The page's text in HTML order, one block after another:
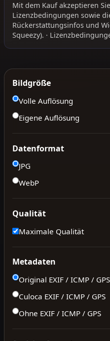
Mit dem Kauf akzeptieren
Lizenzbedingungen sowie
Rückerstattungsinfos und
Squeezy). ·
Bildgröße
Volle Auflösung
Eigene Auflösung
Datenformat
JPG
WebP
Qualität
Maximale Qualität
Metadaten
Original EXIF / ICMP / GPS
Culoca EXIF / ICMP / GPS
Ohne EXIF / ICMP / GPS